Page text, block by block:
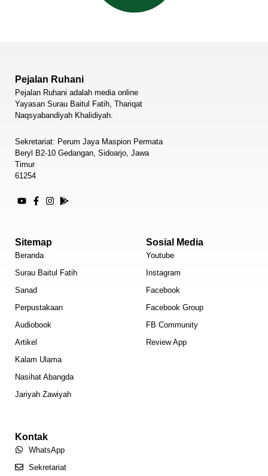
Pejalan Ruhani
Pejalan Ruhani adalah media online
Yayasan Surau Baitul Fatih, Thariqat
Naqsyabandiyah Khalidiyah.
Sekretariat: Perum Jaya Maspion Permata
Beryl B2-10 Gedangan, Sidoarjo, Jawa
Timur
61254
Sitemap
Beranda
Surau Baitul Fatih
Sanad
Perpustakaan
Audiobook
Artikel
Kalam Ulama
Nasihat Abangda
Jariyah Zawiyah
Sosial Media
Youtube
Instagram
Facebook
Facebook Group
FB Community
Review App
Kontak
WhatsApp
Sekretariat